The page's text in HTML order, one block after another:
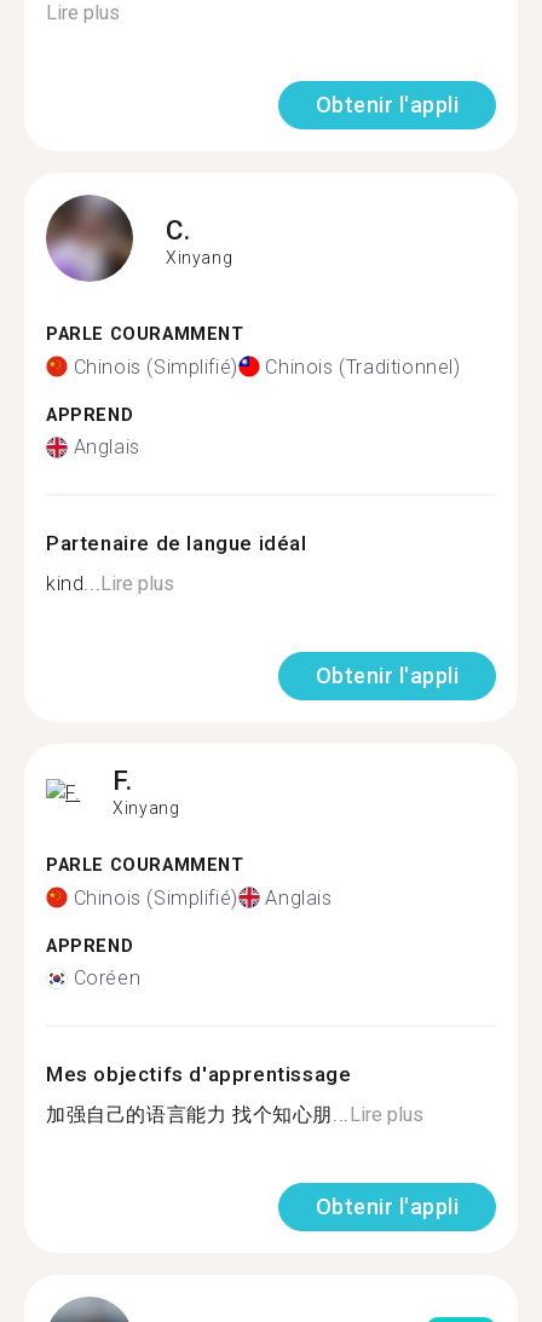
Lire plus
Obtenir l'appli
C.
Xinyang
PARLE COURAMMENT
Chinois (Simplifié) Chinois (Traditionnel)
APPREND
Anglais
Partenaire de langue idéal
kind...Lire plus
Obtenir l'appli
F.
Xinyang
PARLE COURAMMENT
Chinois (Simplifié) Anglais
APPREND
Coréen
Mes objectifs d'apprentissage
加强自己的语言能力 找个知心朋...Lire plus
Obtenir l'appli